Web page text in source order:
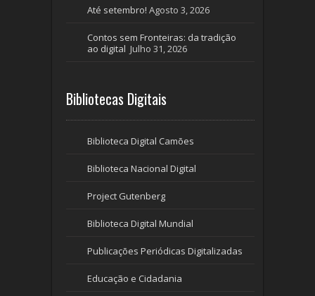
Até setembro! Agosto 3, 2026
Contos sem Fronteiras: da tradição
ao digital Julho 31, 2026
Bibliotecas Digitais
Biblioteca Digital Camões
Biblioteca Nacional Digital
Project Gutenberg
Biblioteca Digital Mundial
Publicações Periódicas Digitalizadas
Educação e Cidadania